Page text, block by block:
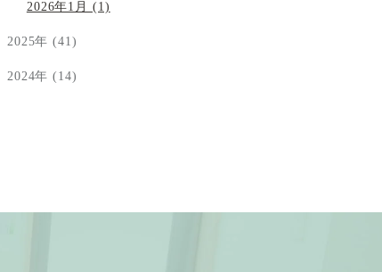
2026年1月 (1)
2025年 (41)
2024年 (14)